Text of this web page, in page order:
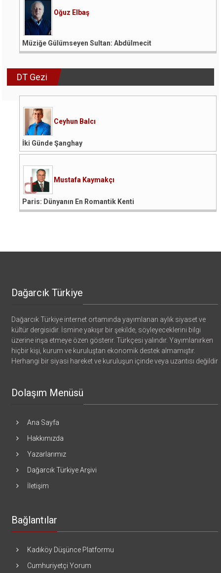
Oğuz Elbaş
Müziğe Gülümseyen Sultan: Abdülmecit
DT Gezi
Ceyhun Balcı
İki Günde Şanghay
Mustafa Kaymakçı
Paris: Dünyanın En Romantik Kenti
Dağarcık Türkiye
Dağarcık Türkiye internet ortamında yayımlanan aylık siyaset ve
kültür dergisidir. İsmine yakışır bir şekilde, söyleyeceklerini bilgi
üzerine inşa etmeye özen gösterir. Türkçesi yalındır. Yayımlanırken
hiçbir kişi, kurum ve kuruluştan ekonomik destek almamıştır.
Herhangi bir siyasi hareket ve kuruluşun içinde veya uzantısı değildir
Dolaşım Menüsü
Ana Sayfa
Hakkımızda
Yazarlarımız
Dağarcık Türkiye Arşivi
İletişim
Bağlantılar
Kadıköy Düşünce Platformu
Cumhuriyetçi Yorum